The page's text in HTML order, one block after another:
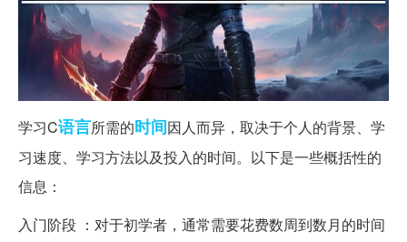
学习C语言所需的时间因人而异，取决于个人的背景、学
习速度、学习方法以及投入的时间。以下是一些概括性的
信息：
入门阶段 ：对于初学者，通常需要花费数周到数月的时间